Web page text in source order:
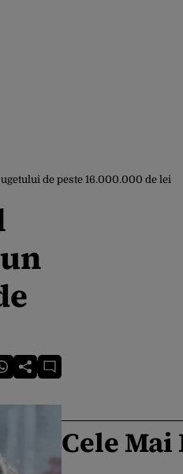
de peste 16.000.000 de lei
Cele Mai